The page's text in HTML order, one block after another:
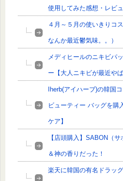
使用してみた感想・レビュ
４月～５月の使いきりコ
なんか最近鬱気味。。）
メディヒールのニキビパ
ー【大人ニキビが最近や
Iherb(アイハーブ)の韓国
ビューティー バッグを購
ケア】
【店頭購入】SABON（
＆神の香りだった！
楽天に韓国の有名ドラッ